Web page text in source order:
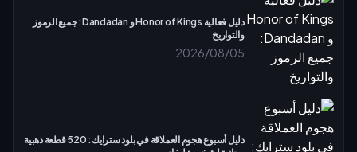
دليل فعالية Honor of Kings و Dandadan: جميع الرموز
والتواريخ
2026/08/05
دليل أسبوع هجوم العملاقة في بلود سترايك: 520 قطعة ذهبية